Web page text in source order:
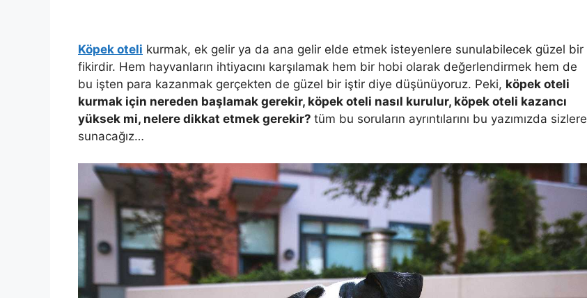
Köpek oteli kurmak, ek gelir ya da ana gelir elde etmek isteyenlere sunulabilecek güzel bir
fikirdir. Hem hayvanların ihtiyacını karşılamak hem bir hobi olarak değerlendirmek hem de
bu işten para kazanmak gerçekten de güzel bir iştir diye düşünüyoruz. Peki, köpek oteli
kurmak için nereden başlamak gerekir, köpek oteli nasıl kurulur, köpek oteli kazancı
yüksek mi, nelere dikkat etmek gerekir? tüm bu soruların ayrıntılarını bu yazımızda sizlere
sunacağız…